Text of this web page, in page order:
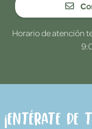
Horario de atención
¡Entérate de